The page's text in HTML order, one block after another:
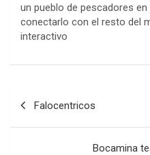
un pueblo de pescadores
conectarlo con el resto del
interactivo
Falocentricos
Bocamina